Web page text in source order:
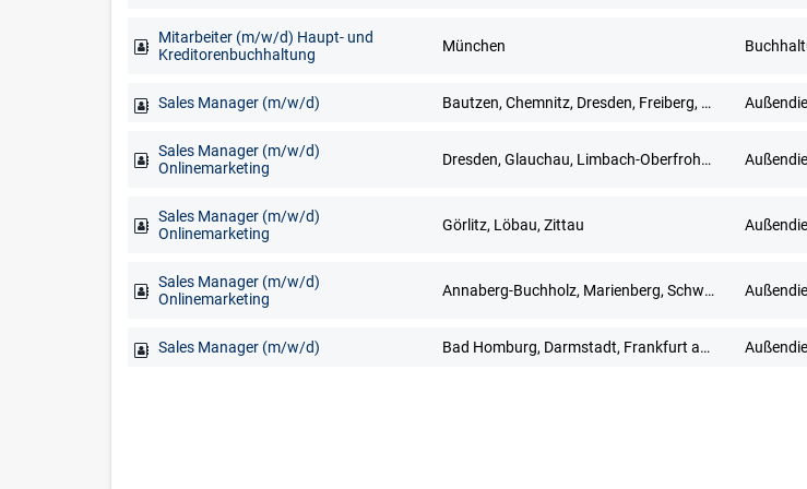
Mitarbeiter (m/w/d) Haupt- und
Kreditorenbuchhaltung
München
Sales Manager (m/w/d) Bautzen, Chemnitz, Dresden, Freiberg, Gera, Görlitz, Meißen, Mittweida, Pirna, Plauen, Zwickau
Sales Manager (m/w/d)
Onlinemarketing
Dresden, Glauchau, Limbach-Oberfrohna, Meerane, Plauen, Zwickau
Sales Manager (m/w/d)
Onlinemarketing
Görlitz, Löbau, Zittau
Sales Manager (m/w/d)
Onlinemarketing
Annaberg-Buchholz, Marienberg, Schwarzenberg/Erzgebirge
Sales Manager (m/w/d) Bad Homburg, Darmstadt, Frankfurt am Main, Hanau, Limburg an der Lahn, Mainz, Neu-Isenburg, Offenbach am Main, Rüsselsheim, Wiesbaden